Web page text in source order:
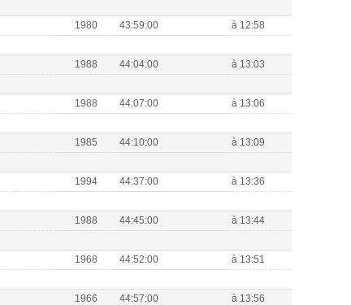
1980 43:59:00 à 12:58
1988 44:04:00 à 13:03
1988 44:07:00 à 13:06
1985 44:10:00 à 13:09
1994 44:37:00 à 13:36
1988 44:45:00 à 13:44
1968 44:52:00 à 13:51
1966 44:57:00 à 13:56